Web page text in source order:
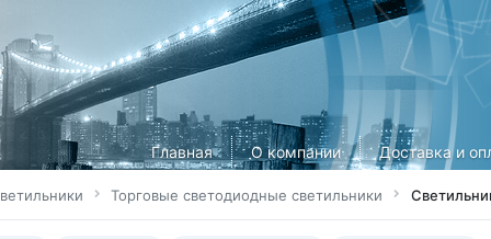
Главная О компании Доставка и
Торговые светодиодные светильники